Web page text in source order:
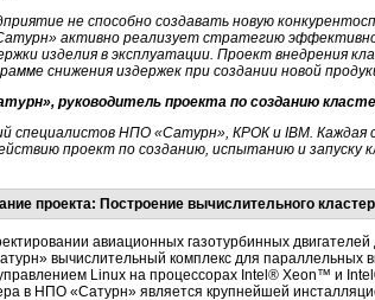
не способно создавать новую
активно реализует стратегию
изделия в эксплуатации. Проект внедрения
снижения издержек при создании новой
руководитель проекта по созданию
специалистов НПО «Сатурн», КРОК и IBM. Каждая
проект по созданию, испытанию и
проекта: Построение вычислительного
авиационных газотурбинных
вычислительный комплекс для параллельных
Linux на процессорах Intel® Xeon™ и
в НПО «Сатурн» является крупнейшей